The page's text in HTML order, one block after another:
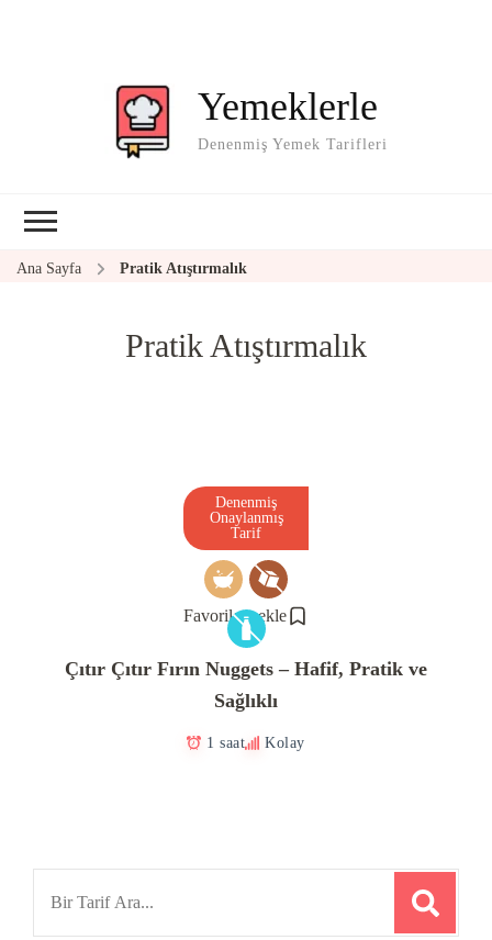
Yemeklerle
Denenmiş Yemek Tarifleri
Ana Sayfa Pratik Atıştırmalık
Pratik Atıştırmalık
Favorilere ekle
Denenmiş
Onaylanmış
Tarif
Çıtır Çıtır Fırın Nuggets – Hafif, Pratik ve
Sağlıklı
1 saat Kolay